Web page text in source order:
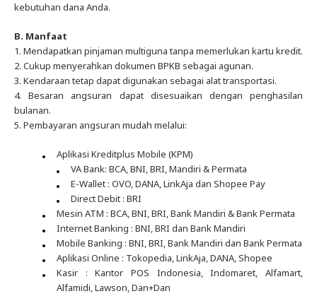
kebutuhan dana Anda.
B. Manfaat
1. Mendapatkan pinjaman multiguna tanpa memerlukan kartu kredit.
2. Cukup menyerahkan dokumen BPKB sebagai agunan.
3. Kendaraan tetap dapat digunakan sebagai alat transportasi.
4. Besaran angsuran dapat disesuaikan dengan penghasilan
bulanan.
5. Pembayaran angsuran mudah melalui:
Aplikasi Kreditplus Mobile (KPM)
VA Bank: BCA, BNI, BRI, Mandiri & Permata
E-Wallet : OVO, DANA, LinkAja dan Shopee Pay
Direct Debit : BRI
Mesin ATM : BCA, BNI, BRI, Bank Mandiri & Bank Permata
Internet Banking : BNI, BRI dan Bank Mandiri
Mobile Banking : BNI, BRI, Bank Mandiri dan Bank Permata
Aplikasi Online : Tokopedia, LinkAja, DANA, Shopee
Kasir : Kantor POS Indonesia, Indomaret, Alfamart,
Alfamidi, Lawson, Dan+Dan